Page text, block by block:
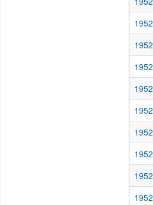
1952
1952
1952
1952
1952
1952
1952
1952
1952